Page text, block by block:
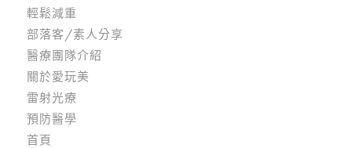
輕鬆減重
部落客/素人分享
醫療團隊介紹
關於愛玩美
雷射光療
預防醫學
首頁